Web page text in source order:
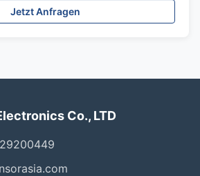
Jetzt Anfragen
Co., LTD